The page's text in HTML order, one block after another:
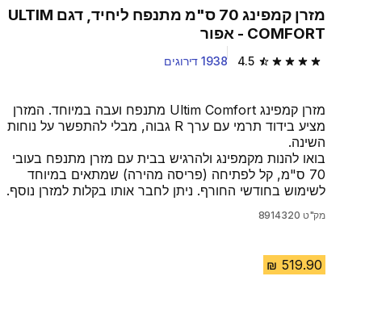
מזרן קמפינג 70 ס"מ מתנפח ליחיד, דגם ULTIM
COMFORT ‏- אפור
4.5 4.5 out of 5 stars from 1938 reviews 1938 דירוגים
מזרן קמפינג Ultim Comfort מתנפח ועבה במיוחד. המזרן
מציע בידוד תרמי עם ערך R גבוה, מבלי להתפשר על נוחות
השינה.
בואו להנות מקמפינג ולהרגיש בבית עם מזרן מתנפח בעובי
70 ס"מ, קל לפתיחה (פריסה מהירה) שמתאים במיוחד
לשימוש בחודשי החורף. ניתן לחבר אותו בקלות למזרן נוסף.
מק"ט 8914320